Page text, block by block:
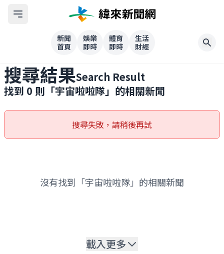
新聞
首頁
娛樂
即時
體育
即時
生活
財經
搜尋結果Search Result
找到 0 則「宇宙啦啦隊」的相關新聞
搜尋失敗，請稍後再試
沒有找到「宇宙啦啦隊」的相關新聞
載入更多